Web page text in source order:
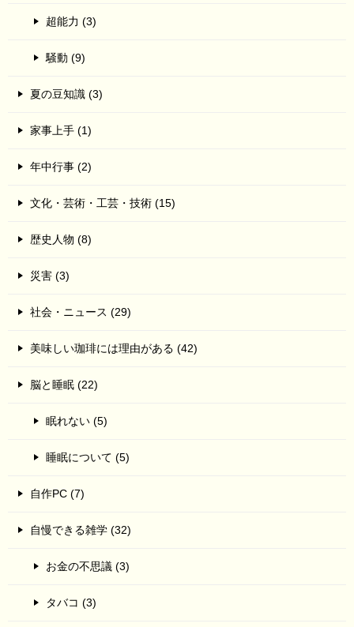
超能力 (3)
騒動 (9)
夏の豆知識 (3)
家事上手 (1)
年中行事 (2)
文化・芸術・工芸・技術 (15)
歴史人物 (8)
災害 (3)
社会・ニュース (29)
美味しい珈琲には理由がある (42)
脳と睡眠 (22)
眠れない (5)
睡眠について (5)
自作PC (7)
自慢できる雑学 (32)
お金の不思議 (3)
タバコ (3)